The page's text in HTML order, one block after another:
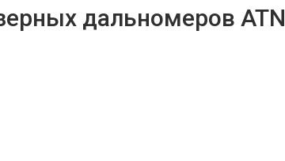
дальномеров ATN